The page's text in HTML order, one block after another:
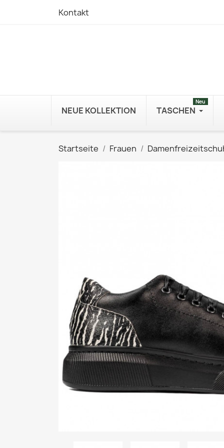
Kontakt
NEUE KOLLEKTION TASCHEN
Neu
Startseite Frauen